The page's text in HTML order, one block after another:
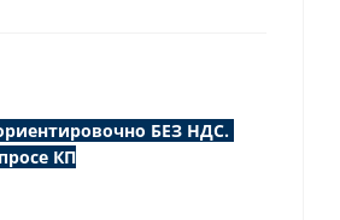
БЕЗ НДС.
КП